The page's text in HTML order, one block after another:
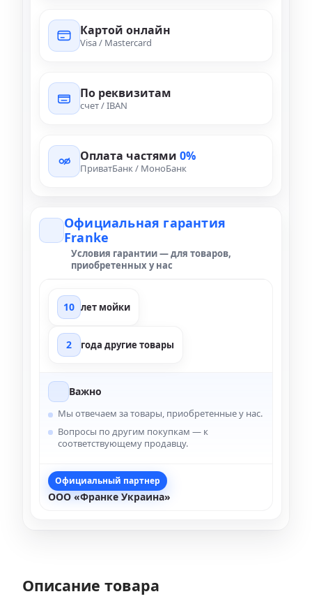
Картой онлайн
Visa / Mastercard
По реквизитам
счет / IBAN
Оплата частями 0%
ПриватБанк / МоноБанк
Официальная гарантия
Franke
Условия гарантии — для товаров,
приобретенных у нас
10 лет мойки
2 года другие товары
Важно
Мы отвечаем за товары, приобретенные у нас.
Вопросы по другим покупкам — к
соответствующему продавцу.
Официальный партнер
ООО «Франке Украина»
Описание товара